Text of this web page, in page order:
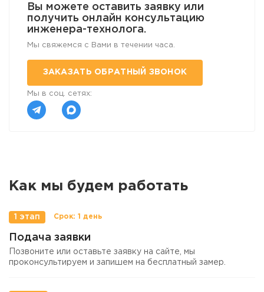
Вы можете оставить заявку или
получить онлайн консультацию
инженера-технолога.
Мы свяжемся с Вами в течении часа.
ЗАКАЗАТЬ ОБРАТНЫЙ ЗВОНОК
Мы в соц. сетях:
Как мы будем работать
1 этап
Подача заявки
Позвоните или оставьте заявку на сайте, мы
проконсультируем и запишем на бесплатный замер.